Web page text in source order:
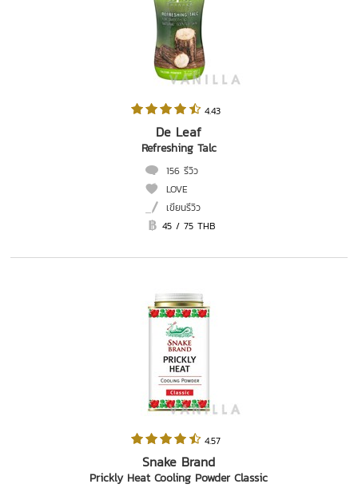
4.43
De Leaf
Refreshing Talc
156 รีวิว
LOVE
เขียนรีวิว
45 / 75 THB
4.57
Snake Brand
Prickly Heat Cooling Powder Classic